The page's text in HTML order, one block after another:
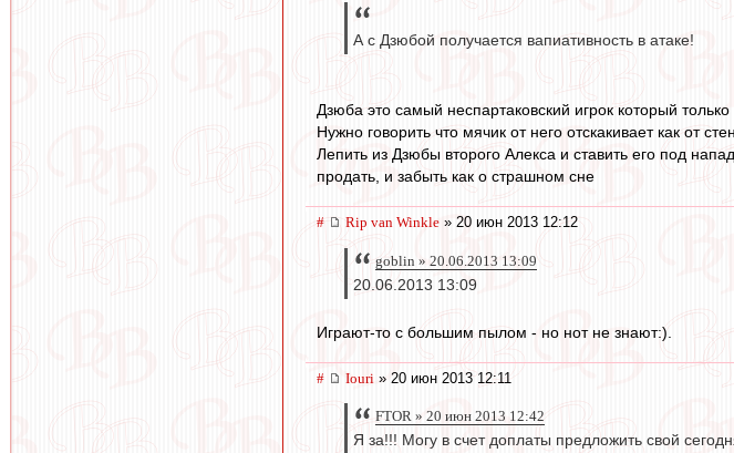
А с Дзюбой получается вапиативность в атаке!
Дзюба это самый неспартаковский игрок который
Нужно говорить что мячик от него отскакивает как от
Лепить из Дзюбы второго Алекса и ставить его под
продать, и забыть как о страшном сне
# Rip van Winkle » 20 июн 2013 12:12
goblin » 20.06.2013 13:09
20.06.2013 13:09
Играют-то с большим пылом - но нот не знают:).
# Iouri » 20 июн 2013 12:11
FTOR » 20 июн 2013 12:42
Я за!!! Могу в счет доплаты предложить свой